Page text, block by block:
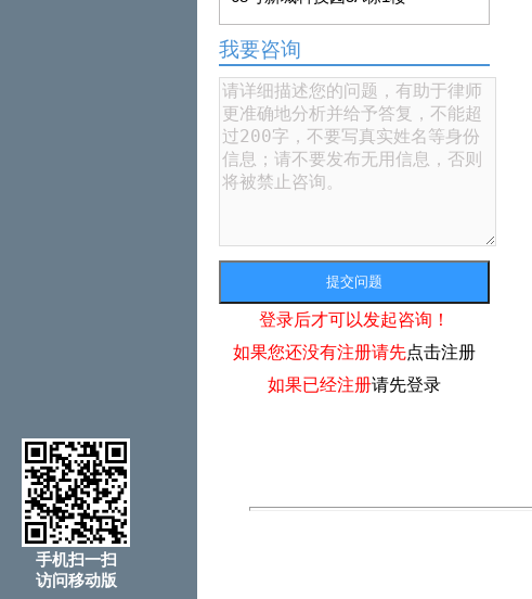
我要咨询
登录后才可以发起咨询！
如果您还没有注册请先点击注册
如果已经注册请先登录
手机扫一扫
访问移动版